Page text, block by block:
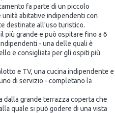
fa parte di un piccolo
abitative indipendenti con
destinate all'uso turistico.
più grande e può ospitare fino a 6
- una delle quali è
e consigliata per gli ospiti più
e TV, una cucina indipendente e
di servizio - completano la
dalla grande terrazza coperta che
quale si può godere di una vista